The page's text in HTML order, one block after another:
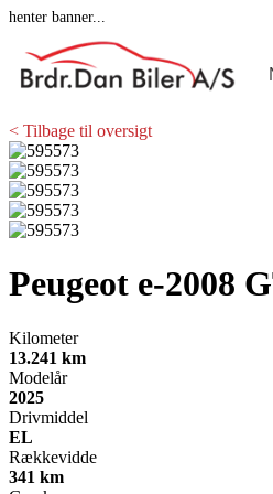
henter banner...
< Tilbage til oversigt
Peugeot e-2008
Kilometer
13.241 km
Modelår
2025
Drivmiddel
EL
Rækkevidde
341 km